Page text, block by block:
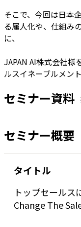
そこで、今回は日本
る属人化や、仕組み
に、
JAPAN AI株式会社様
ルスイネーブルメン
セミナー資料
セミナー概要
タイトル
トップセールス
Change The